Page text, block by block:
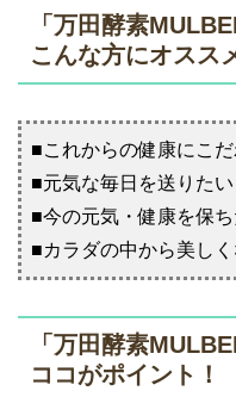
「万田酵素
こんな方にオスス
■これからの健康にこだ
■元気な毎日を送りたい
■今の元気・健康を保ち
■カラダの中から美しく
「万田酵素
ココがポイント！